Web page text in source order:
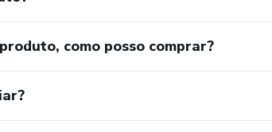
como posso comprar?